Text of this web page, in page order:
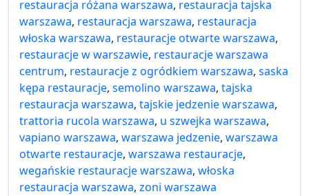
restauracja różana warszawa, restauracja tajska
warszawa, restauracja warszawa, restauracja
włoska warszawa, restauracje otwarte warszawa,
restauracje w warszawie, restauracje warszawa
centrum, restauracje z ogródkiem warszawa, saska
kępa restauracje, semolino warszawa, tajska
restauracja warszawa, tajskie jedzenie warszawa,
trattoria rucola warszawa, u szwejka warszawa,
vapiano warszawa, warszawa jedzenie, warszawa
otwarte restauracje, warszawa restauracje,
wegańskie restauracje warszawa, włoska
restauracja warszawa, zoni warszawa